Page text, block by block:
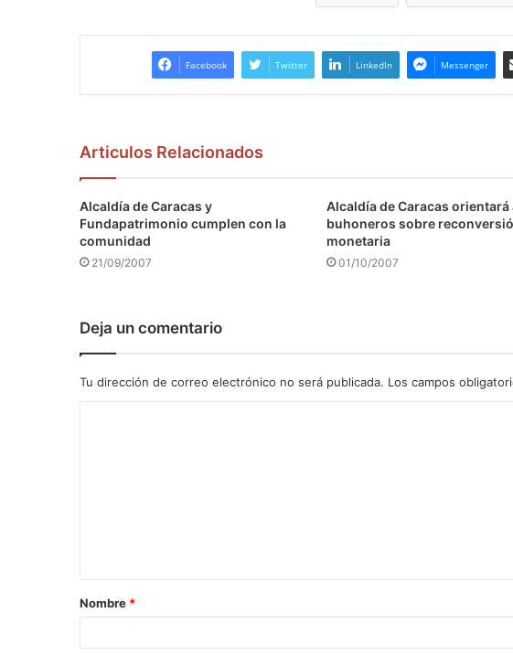
Facebook Twitter LinkedIn Messenger
Articulos Relacionados
Alcaldía de Caracas y
Fundapatrimonio cumplen con la
comunidad
21/09/2007
Alcaldía de Caracas orientará
buhoneros sobre
monetaria
01/10/2007
Deja un comentario
Tu dirección de correo electrónico no será publicada. Los campos
a
r
Nombre *